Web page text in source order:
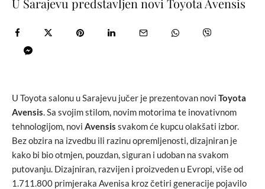
U Toyota salonu u Sarajevu jučer je prezentovan novi Toyota
Avensis. Sa svojim stilom, novim motorima te inovativnom
tehnologijom, novi Avensis svakom će kupcu olakšati izbor.
Bez obzira na izvedbu ili razinu opremljenosti, dizajniran je
kako bi bio otmjen, pouzdan, siguran i udoban na svakom
putovanju. Dizajniran, razvijen i proizveden u Evropi, više od
1.711.800 primjeraka Avenisa kroz četiri generacije pojavilo